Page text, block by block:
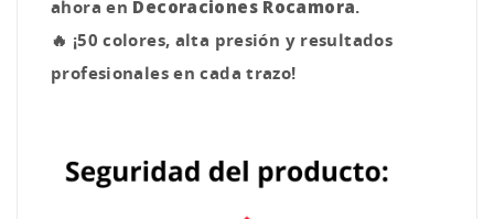
ahora en Decoraciones Rocamora.
🔥 ¡50 colores, alta presión y resultados
profesionales en cada trazo!